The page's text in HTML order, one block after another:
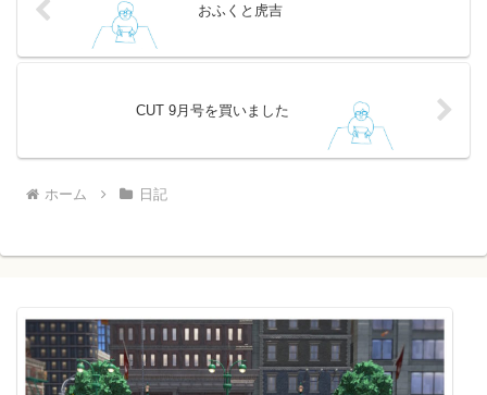
おふくと虎吉
CUT 9月号を買いました
ホーム 日記